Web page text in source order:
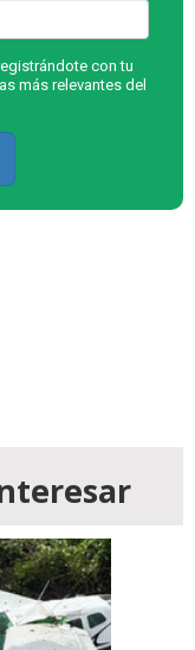
con tu
más relevantes del